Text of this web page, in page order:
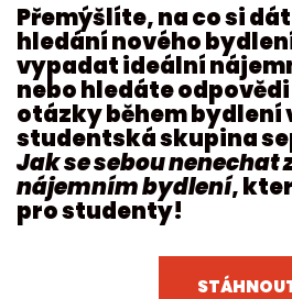
Přemýšlíte, na co si
hledání nového
vypadat ideální
nebo hledáte
otázky během bydlení
studentská skupina
Jak se sebou nenechat
nájemním bydlení,
pro studenty!